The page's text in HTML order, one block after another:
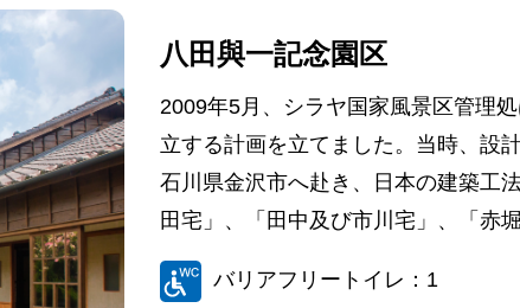
八田與一記念園区
2009年5月、シラヤ国家風景区管理
立する計画を立てました。当時、設
石川県金沢市へ赴き、日本の建築工
田宅」、「田中及び市川宅」、「赤
バリアフリートイレ：1